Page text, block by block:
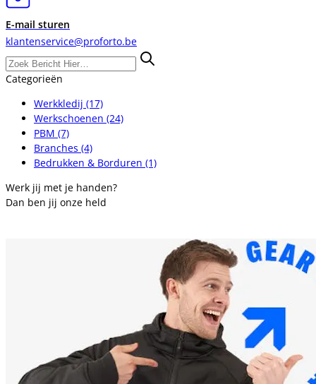
E-mail sturen
klantenservice@proforto.be
Categorieën
Werkkledij (17)
Werkschoenen (24)
PBM (7)
Branches (4)
Bedrukken & Borduren (1)
Werk jij met je handen?
Dan ben jij onze held